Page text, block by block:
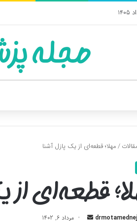
مجله
/مهلا؛ قطعه‌ای از یک پازل آشنا
قطعه‌ای از
ارسال مرداد 6, 1402